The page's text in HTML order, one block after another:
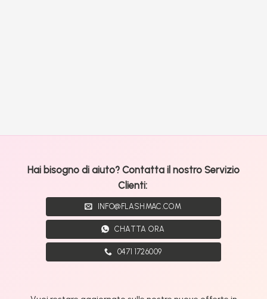
Hai bisogno di aiuto? Contatta il nostro Servizio
Clienti:
INFO@FLASHMAC.COM
CHATTA ORA
0471 1726009